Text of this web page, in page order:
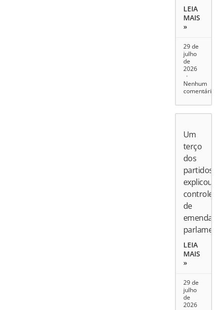
LEIA
MAIS
»
29 de
julho
de
2026
Nenhum
comentário
Um
terço
dos
partidos
explicou
controle
de
emendas
LEIA
MAIS
»
29 de
julho
de
2026